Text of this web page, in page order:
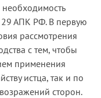
АПК РФ. В первую
рассмотрения
с тем, чтобы
применения
истца, так и по
сторон.